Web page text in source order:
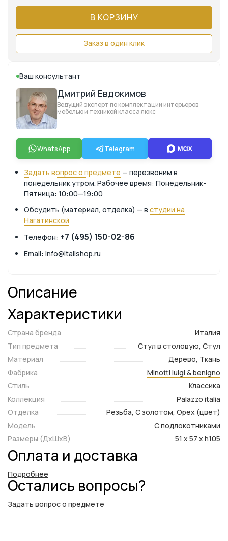
В КОРЗИНУ
Заказ в один клик
Ваш консультант
Дмитрий Евдокимов
Ведущий эксперт по комплектации интерьеров
мебелью и техникой класса люкс
WhatsApp Telegram
Задать вопрос о предмете — перезвоним в
понедельник утром. Рабочее время: Понедельник-
Пятница: 10:00—19:00
Обсудить (материал, отделка) — в студии на
Нагатинской
Телефон: +7 (495) 150-02-86
Email: info@italishop.ru
Описание
Характеристики
Страна бренда
Италия
Тип предмета
Стул в столовую, Стул
Материал
Дерево, Ткань
Фабрика
Minotti luigi & benigno
Стиль
Классика
Коллекция
Palazzo italia
Отделка
Резьба, С золотом, Орех (цвет)
Модель
С подлокотниками
Размеры (ДxШxВ)
51 x 57 x h105
Оплата и доставка
Подробнее
Остались вопросы?
Задать вопрос о предмете